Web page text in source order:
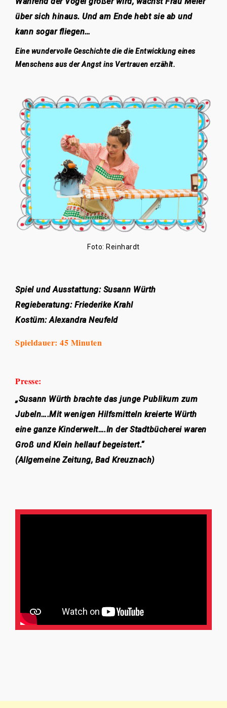
über sich hinaus. Und am Ende hebt sie ab und
kann sogar fliegen…
Eine wundervolle Geschichte die die Entwicklung eines
Menschens aus der Angst ins Vertrauen erzählt.
Foto: Reinhardt
Spiel und Ausstattung: Susann Würth
Regieberatung: Friederike Krahl
Kostüm: Alexandra Neufeld
Spieldauer: 45 Minuten
Presse:
„Susann Würth brachte das junge Publikum zum
Jubeln….Mit wenigen Hilfsmitteln kreierte Würth
eine ganze Kinderwelt….In der Stadtbücherei waren
Groß und Klein hellauf begeistert.“
(Allgemeine Zeitung, Bad Kreuznach)